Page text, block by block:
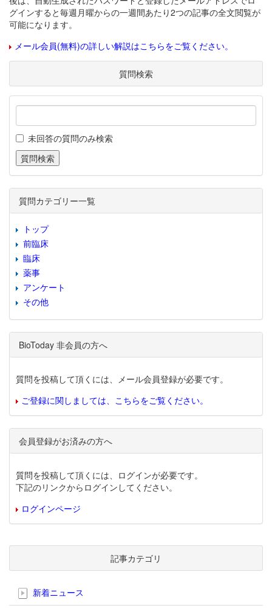
グインすると毎週月曜からの一週間あたり2つの記事の全文閲覧が
可能になります。
メール会員(無料)の詳しい解説はこちらをご覧ください。
質問検索
未回答の質問のみ検索
質問カテゴリー一覧
トップ
前臨床
臨床
薬事
アンケート
その他
BioToday 非会員の方へ
質問を投稿して頂くには、メール会員登録が必要です。
ご登録に関しましては、こちらをご覧ください。
会員登録がお済みの方へ
質問を投稿して頂くには、ログインが必要です。
下記のリンクからログインしてください。
ログインページ
記事カテゴリ
新着ニュース